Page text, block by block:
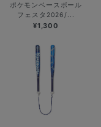
ポケモンベースボール
フェスタ2026/...
¥1,300